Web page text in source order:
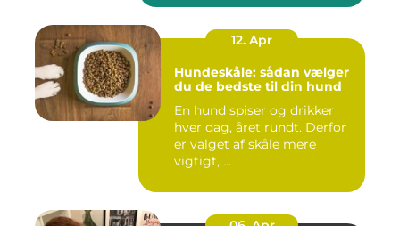
12. Apr
Hundeskåle: sådan vælger
du de bedste til din hund
En hund spiser og drikker
hver dag, året rundt. Derfor
er valget af skåle mere
vigtigt, ...